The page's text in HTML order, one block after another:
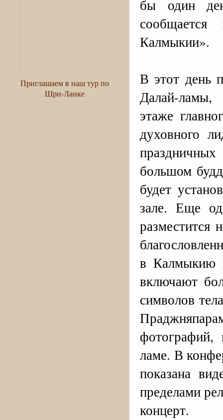
Приглашаем в наш тур по
Шри-Ланке
бы один
Калмыкии».
В этот день
Далай-ламы,
этаже
духовного
большом
будет
зале. Еще
разместится
в Калмыкию
включают
символов
ламе. В
показана
пределами
концерт.